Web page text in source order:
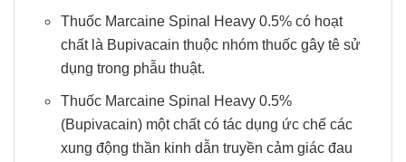
Thuốc Marcaine Spinal Heavy 0.5% có hoạt
chất là Bupivacain thuộc nhóm thuốc gây tê sử
dụng trong phẫu thuật.
Thuốc Marcaine Spinal Heavy 0.5%
(Bupivacain) một chất có tác dụng ức chế các
xung động thần kinh dẫn truyền cảm giác đau